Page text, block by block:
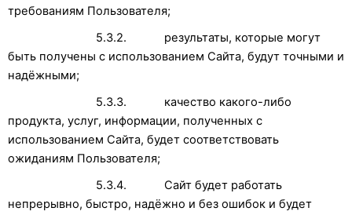
требованиям Пользователя;
5.3.2. результаты, которые могут
быть получены с использованием Сайта, будут точными и
надёжными;
5.3.3. качество какого-либо
продукта, услуг, информации, полученных с
использованием Сайта, будет соответствовать
ожиданиям Пользователя;
5.3.4. Сайт будет работать
непрерывно, быстро, надёжно и без ошибок и будет